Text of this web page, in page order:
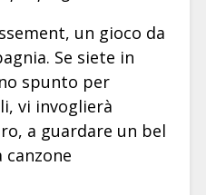
un gioco da
Se siete in
spunto per
vi invoglierà
a guardare un bel